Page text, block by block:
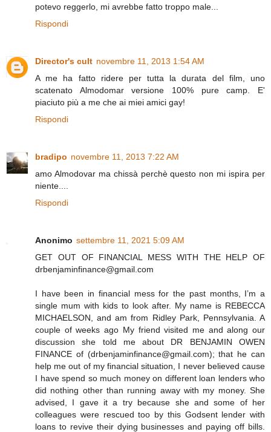
potevo reggerlo, mi avrebbe fatto troppo male...
Rispondi
Director's cult novembre 11, 2013 1:54 AM
A me ha fatto ridere per tutta la durata del film, uno
scatenato Almodomar versione 100% pure camp. E'
piaciuto più a me che ai miei amici gay!
Rispondi
bradipo novembre 11, 2013 7:22 AM
amo Almodovar ma chissà perchè questo non mi ispira per
niente....
Rispondi
Anonimo settembre 11, 2021 5:09 AM
GET OUT OF FINANCIAL MESS WITH THE HELP OF
drbenjaminfinance@gmail.com
I have been in financial mess for the past months, I’m a
single mum with kids to look after. My name is REBECCA
MICHAELSON, and am from Ridley Park, Pennsylvania. A
couple of weeks ago My friend visited me and along our
discussion she told me about DR BENJAMIN OWEN
FINANCE of (drbenjaminfinance@gmail.com); that he can
help me out of my financial situation, I never believed cause
I have spend so much money on different loan lenders who
did nothing other than running away with my money. She
advised, I gave it a try because she and some of her
colleagues were rescued too by this Godsent lender with
loans to revive their dying businesses and paying off bills.